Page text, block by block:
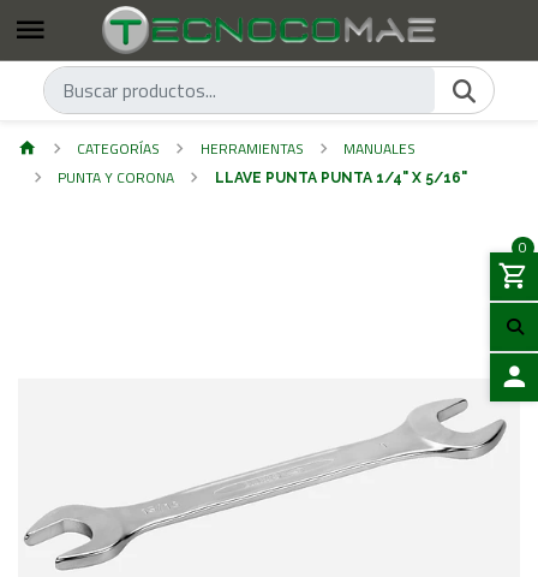
0
CATEGORÍAS HERRAMIENTAS
MANUALES
PUNTA Y CORONA
LLAVE PUNTA PUNTA 1/4" X 5/16"